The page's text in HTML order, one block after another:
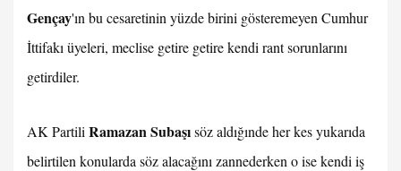
Gençay'ın bu cesaretinin yüzde birini gösteremeyen Cumhur
İttifakı üyeleri, meclise getire getire kendi rant sorunlarını
getirdiler.
AK Partili Ramazan Subaşısöz aldığınde her kes yukarıda
belirtilen konularda söz alacağını zannederken o ise kendi iş